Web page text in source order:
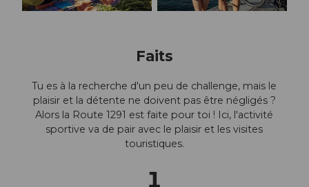
Faits
Tu es à la recherche d'un peu de challenge, mais le
plaisir et la détente ne doivent pas être négligés ?
Alors la Route 1291 est faite pour toi ! Ici, l'activité
sportive va de pair avec le plaisir et les visites
touristiques.
1